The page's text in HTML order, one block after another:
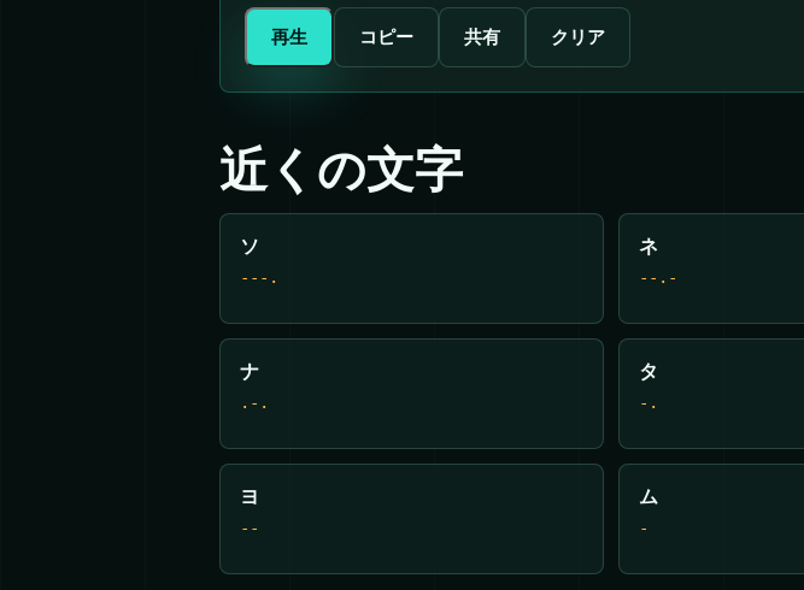
再生 コピー 共有 クリア
近くの文字
ソ
---.
ネ
--.-
ナ
.-.
タ
-.
ヨ
--
ム
-